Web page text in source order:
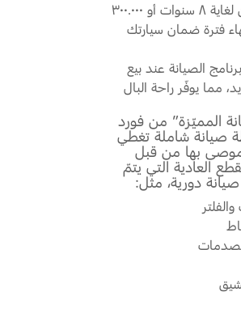
حيث تنعم بضمان لغاية ٨ سنوات أو ٣٠٠.٠٠٠
فترة ضمان سيارتك
الصيانة عند بيع
مما يوفّر راحة البال
المميّزة” من فورد
صيانة شاملة تغطي
بها من قبل
العادية التي يتمّ
دورية، مثل: